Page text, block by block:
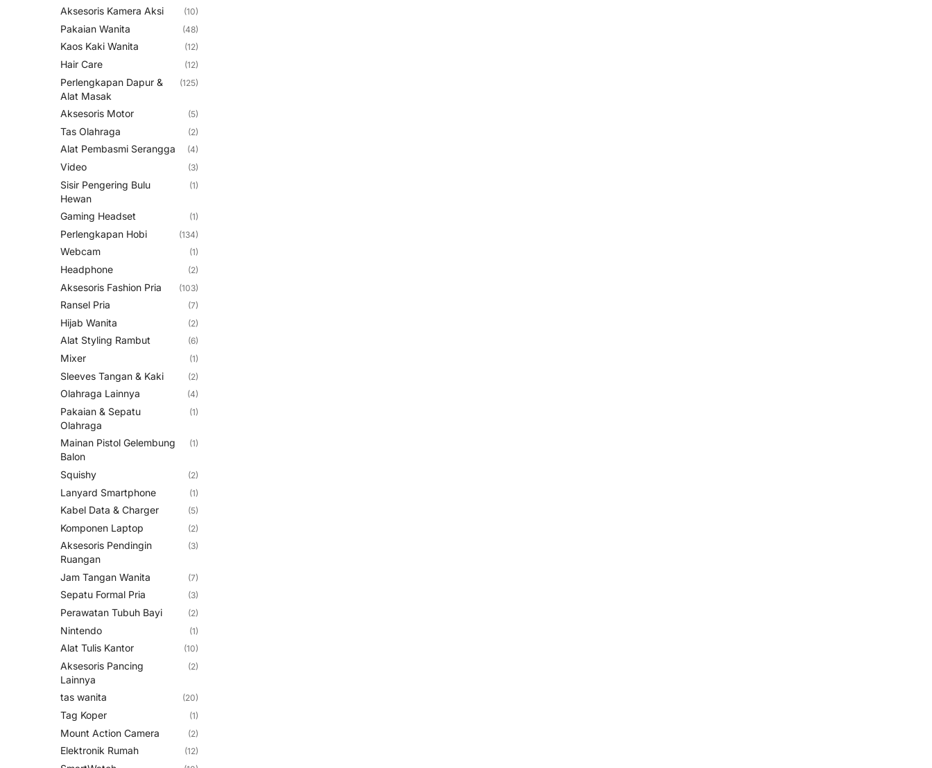
Aksesoris Kamera Aksi (10)
Pakaian Wanita (48)
Kaos Kaki Wanita (12)
Hair Care (12)
Perlengkapan Dapur &
Alat Masak
(125)
Aksesoris Motor (5)
Tas Olahraga (2)
Alat Pembasmi Serangga (4)
Video (3)
Sisir Pengering Bulu
Hewan
(1)
Gaming Headset (1)
Perlengkapan Hobi (134)
Webcam (1)
Headphone (2)
Aksesoris Fashion Pria (103)
Ransel Pria (7)
Hijab Wanita (2)
Alat Styling Rambut (6)
Mixer (1)
Sleeves Tangan & Kaki (2)
Olahraga Lainnya (4)
Pakaian & Sepatu
Olahraga
(1)
Mainan Pistol Gelembung
Balon
(1)
Squishy (2)
Lanyard Smartphone (1)
Kabel Data & Charger (5)
Komponen Laptop (2)
Aksesoris Pendingin
Ruangan
(3)
Jam Tangan Wanita (7)
Sepatu Formal Pria (3)
Perawatan Tubuh Bayi (2)
Nintendo (1)
Alat Tulis Kantor (10)
Aksesoris Pancing
Lainnya
(2)
tas wanita (20)
Tag Koper (1)
Mount Action Camera (2)
Elektronik Rumah (12)